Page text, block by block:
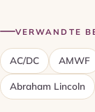
VERWANDTE
AC/DC AMWF
Abraham Lincoln